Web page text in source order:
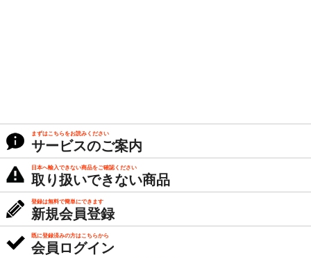
まずはこちらをお読みください
サービスのご案内
日本へ輸入できない商品をご確認ください
取り扱いできない商品
登録は無料で簡単にできます
新規会員登録
既に登録済みの方はこちらから
会員ログイン